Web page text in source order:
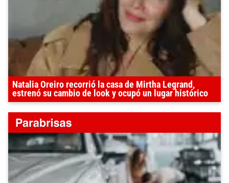
Natalia Oreiro recorrió la casa de Mirtha Legrand,
estrenó su cambio de look y ocupó un lugar histórico